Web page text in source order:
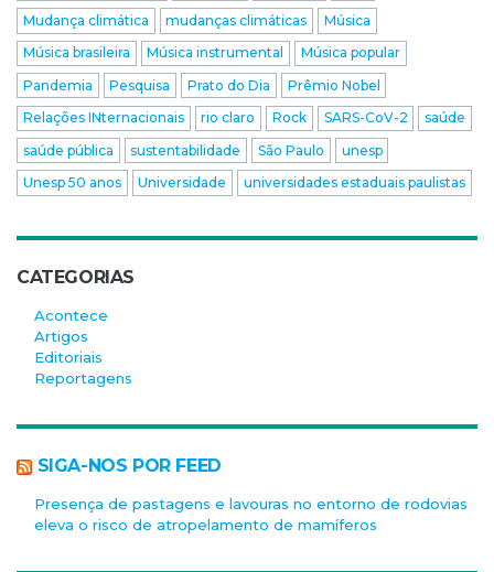
Mudança climática
mudanças climáticas
Música
Música brasileira
Música instrumental
Música popular
Pandemia
Pesquisa Prato do Dia
Prêmio Nobel
Relações INternacionais
rio claro Rock SARS-CoV-2
saúde
saúde pública
sustentabilidade São Paulo
unesp
Unesp 50 anos
Universidade universidades estaduais paulistas
CATEGORIAS
Acontece
Artigos
Editoriais
Reportagens
SIGA-NOS POR FEED
Presença de pastagens e lavouras no entorno de rodovias
eleva o risco de atropelamento de mamíferos